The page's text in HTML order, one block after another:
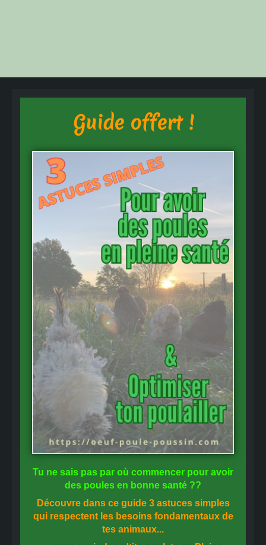
Guide offert !
Tu ne sais pas par où commencer pour avoir
des poules en bonne santé ??
Découvre dans ce guide 3 astuces simples
qui respectent les besoins fondamentaux de
tes animaux...